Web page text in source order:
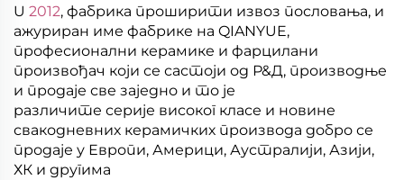
U 2012, фабрика проширити извоз пословања, и
ажуриран име фабрике на QIANYUE,
професионални керамике и фарцилани
произвођач који се састоји од Р&Д, производње
и продаје све заједно и то је
различите серије високог класе и новине
свакодневних керамичких производа добро се
продаје у Европи, Америци, Аустралији, Азији,
ХК и другима